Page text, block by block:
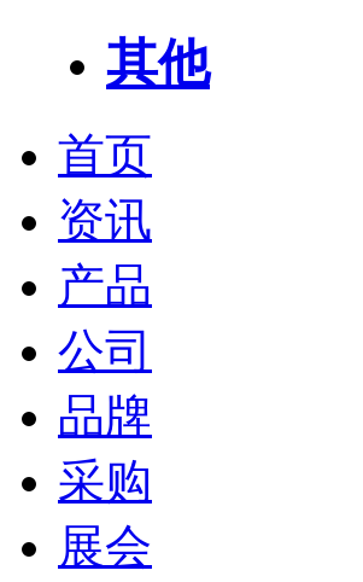
其他
首页
资讯
产品
公司
品牌
采购
展会